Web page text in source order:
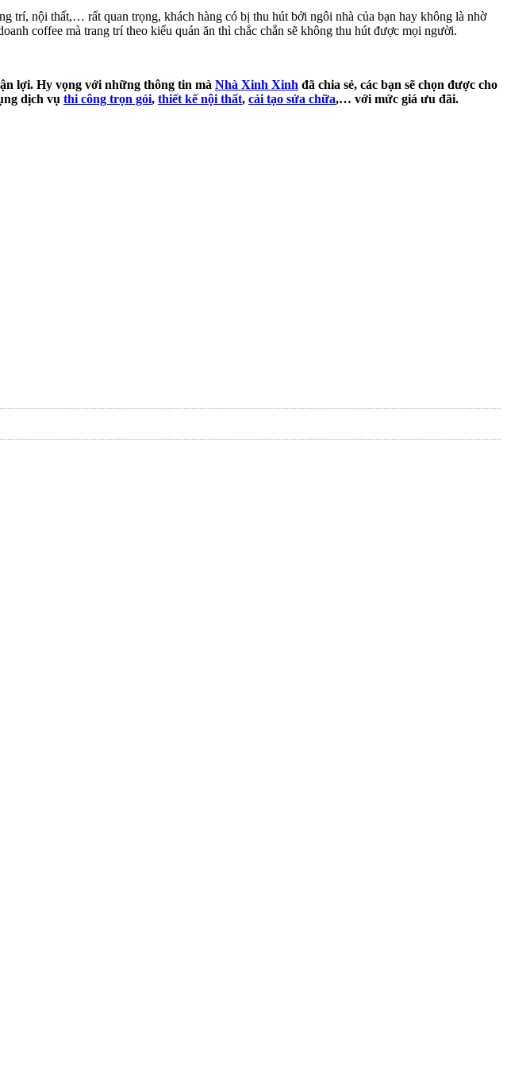
trí, nội thất,… rất quan trọng, khách hàng có bị thu hút bởi ngôi nhà của bạn hay không là nhờ
coffee mà trang trí theo kiểu quán ăn thì chắc chắn sẽ không thu hút được mọi người.
lợi. Hy vọng với những thông tin mà Nhà Xinh Xinh đã chia sẻ, các bạn sẽ chọn được cho
dịch vụ thi công trọn gói, thiết kế nội thất, cải tạo sửa chữa,… với mức giá ưu đãi.